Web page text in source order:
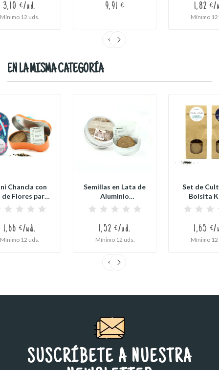
3,10 €/ud.
Mínimo 12 uds.
9,91 € 1,82 €/
Mínimo 12
EN LA MISMA CATEGORÍA
Chancla con
Flores para
Detalle de...
1,66 €/ud.
Mínimo 12 uds.
Semillas en Lata de
Aluminio
Personalizada
para...
1,52 €/ud.
Mínimo 12 uds.
Set de
Bolsita
1,65 €/
Mínimo 12
SUSCRÍBETE A NUESTRA